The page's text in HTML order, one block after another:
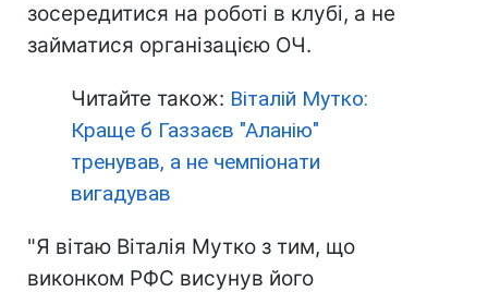
зосередитися на роботі в клубі, а не
займатися організацією ОЧ.
Читайте також: Віталій Мутко:
Краще б Газзаєв "Аланію"
тренував, а не чемпіонати
вигадував
"Я вітаю Віталія Мутко з тим, що
виконком РФС висунув його